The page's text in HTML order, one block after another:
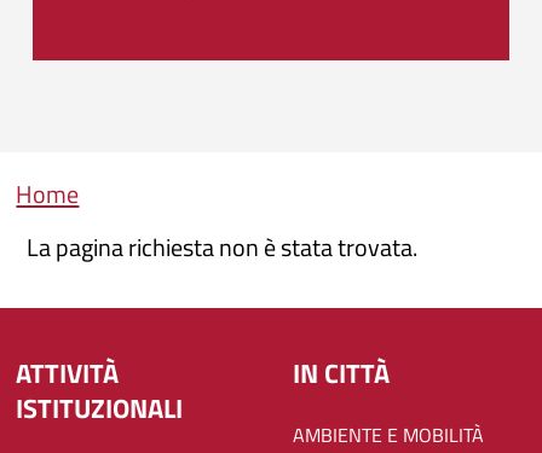
Briciole di pane
Home
La pagina richiesta non è stata trovata.
ATTIVITÀ
ISTITUZIONALI
IN CITTÀ
AMBIENTE E MOBILITÀ